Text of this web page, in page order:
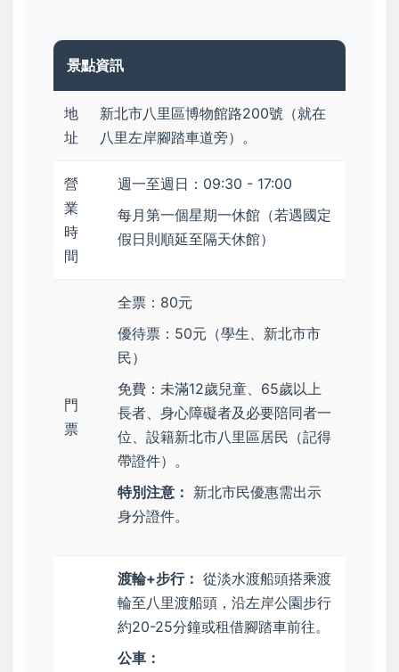
景點資訊
地
址
新北市八里區博物館路200號（就在
八里左岸腳踏車道旁）。
營
業
時
間
週一至週日：09:30 - 17:00
每月第一個星期一休館（若遇國定
假日則順延至隔天休館）
門
票
全票：80元
優待票：50元（學生、新北市市
民）
免費：未滿12歲兒童、65歲以上
長者、身心障礙者及必要陪同者一
位、設籍新北市八里區居民（記得
帶證件）。
特別注意： 新北市民優惠需出示
身分證件。
渡輪+步行： 從淡水渡船頭搭乘渡
輪至八里渡船頭，沿左岸公園步行
約20-25分鐘或租借腳踏車前往。
公車：